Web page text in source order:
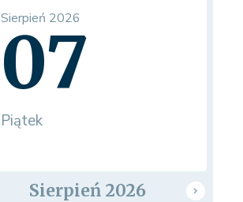
Sierpień 2026
07
Piątek
Sierpień 2026